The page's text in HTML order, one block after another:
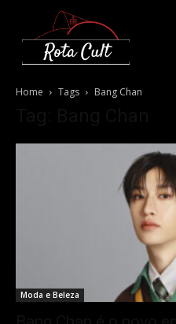
Home Tags Bang Chan
Moda e Beleza